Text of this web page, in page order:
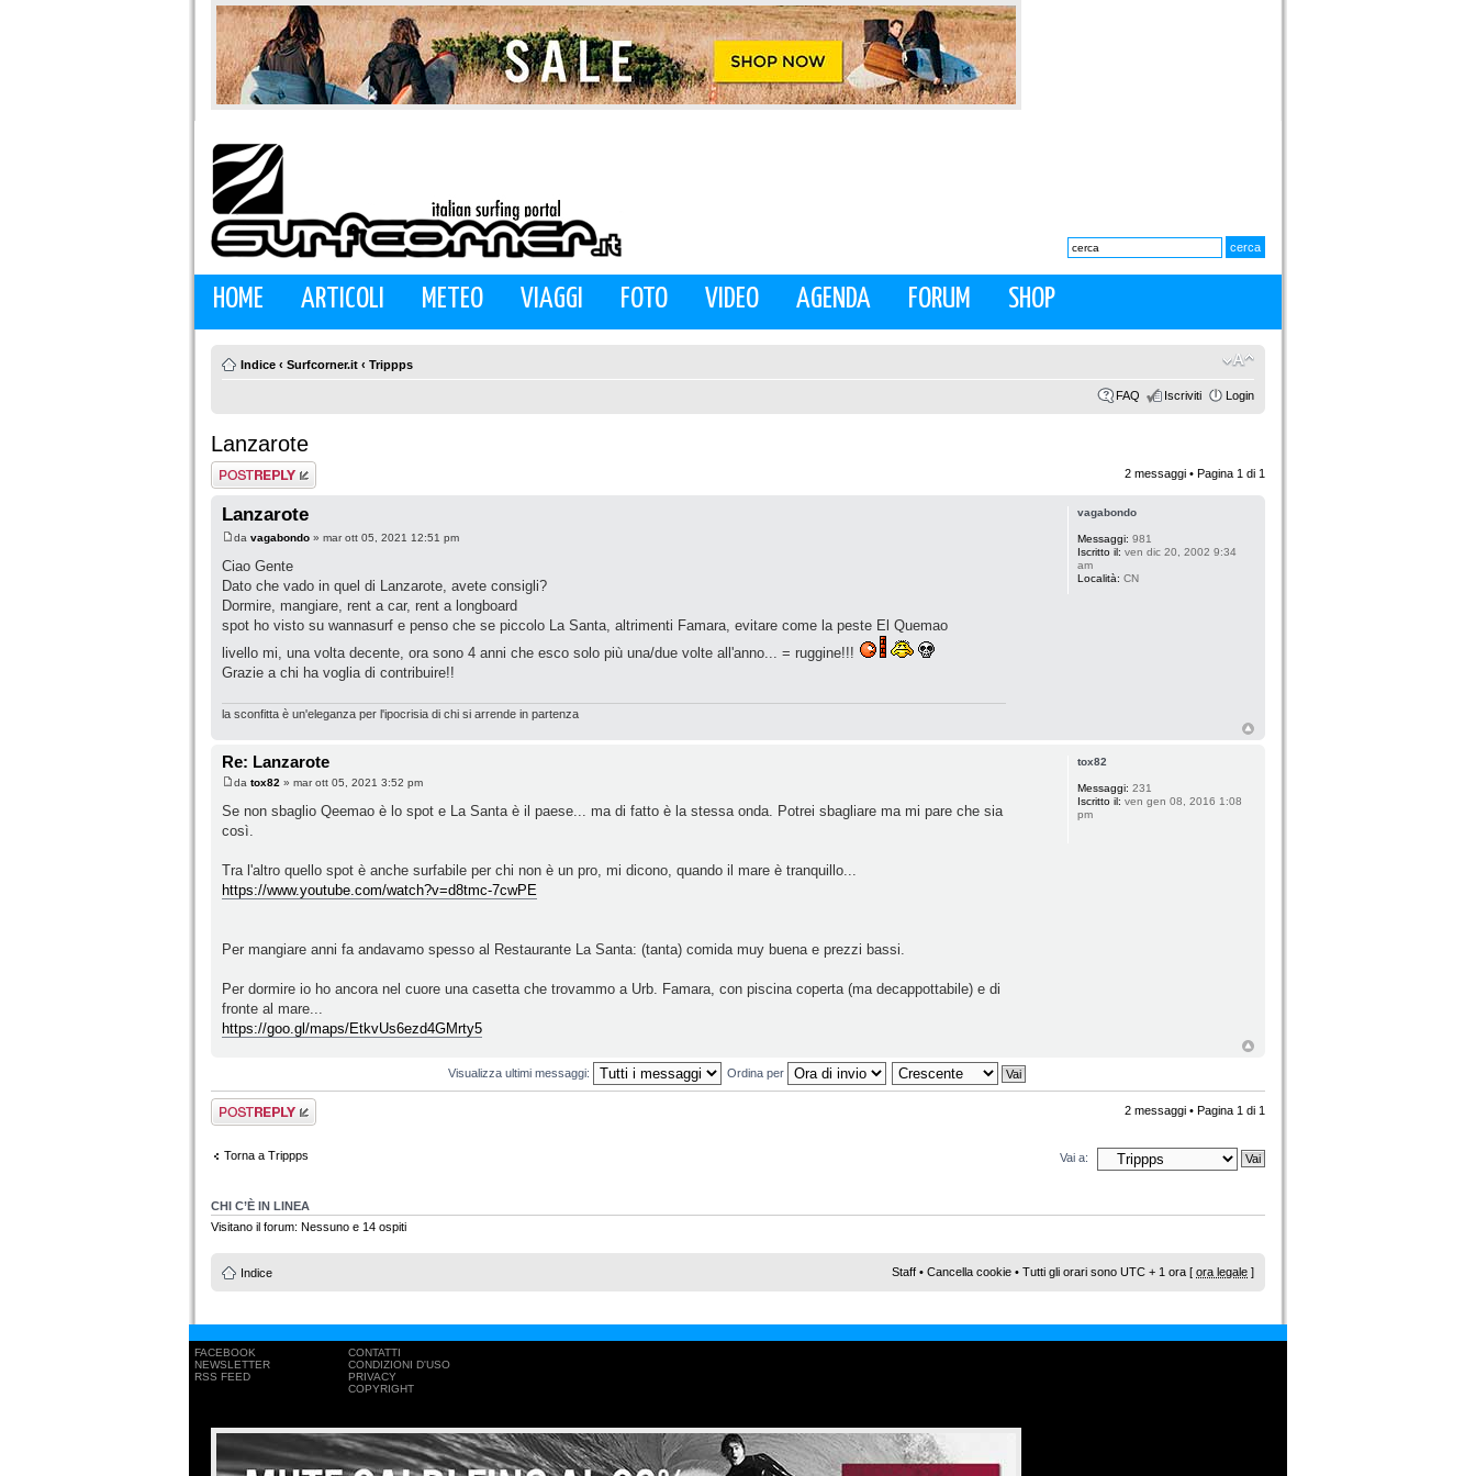
HOME ARTICOLI METEO VIAGGI FOTO VIDEO AGENDA FORUM SHOP
Indice ‹ Surfcorner.it ‹ Trippps
FAQ Iscriviti Login
Lanzarote
Rispondi al
messaggio
2 messaggi • Pagina 1 di 1
Lanzarote
da vagabondo » mar ott 05, 2021 12:51 pm
Ciao Gente
Dato che vado in quel di Lanzarote, avete consigli?
Dormire, mangiare, rent a car, rent a longboard
spot ho visto su wannasurf e penso che se piccolo La Santa, altrimenti Famara, evitare come la peste El Quemao
livello mi, una volta decente, ora sono 4 anni che esco solo più una/due volte all'anno... = ruggine!!!
Grazie a chi ha voglia di contribuire!!
la sconfitta è un'eleganza per l'ipocrisia di chi si arrende in partenza
vagabondo
Messaggi: 981
Iscritto il: ven dic 20, 2002 9:34
am
Località: CN
Re: Lanzarote
da tox82 » mar ott 05, 2021 3:52 pm
Se non sbaglio Qeemao è lo spot e La Santa è il paese... ma di fatto è la stessa onda. Potrei sbagliare ma mi pare che sia
così.
Tra l'altro quello spot è anche surfabile per chi non è un pro, mi dicono, quando il mare è tranquillo...
https://www.youtube.com/watch?v=d8tmc-7cwPE
Per mangiare anni fa andavamo spesso al Restaurante La Santa: (tanta) comida muy buena e prezzi bassi.
Per dormire io ho ancora nel cuore una casetta che trovammo a Urb. Famara, con piscina coperta (ma decappottabile) e di
fronte al mare...
https://goo.gl/maps/EtkvUs6ezd4GMrty5
tox82
Messaggi: 231
Iscritto il: ven gen 08, 2016 1:08
pm
Visualizza ultimi messaggi: Ordina per
Rispondi al
messaggio
2 messaggi • Pagina 1 di 1
Torna a Trippps Vai a:
CHI C’È IN LINEA
Visitano il forum: Nessuno e 14 ospiti
Indice Staff • Cancella cookie • Tutti gli orari sono UTC + 1 ora [ ora legale ]
FACEBOOK
NEWSLETTER
RSS FEED
CONTATTI
CONDIZIONI D'USO
PRIVACY
COPYRIGHT